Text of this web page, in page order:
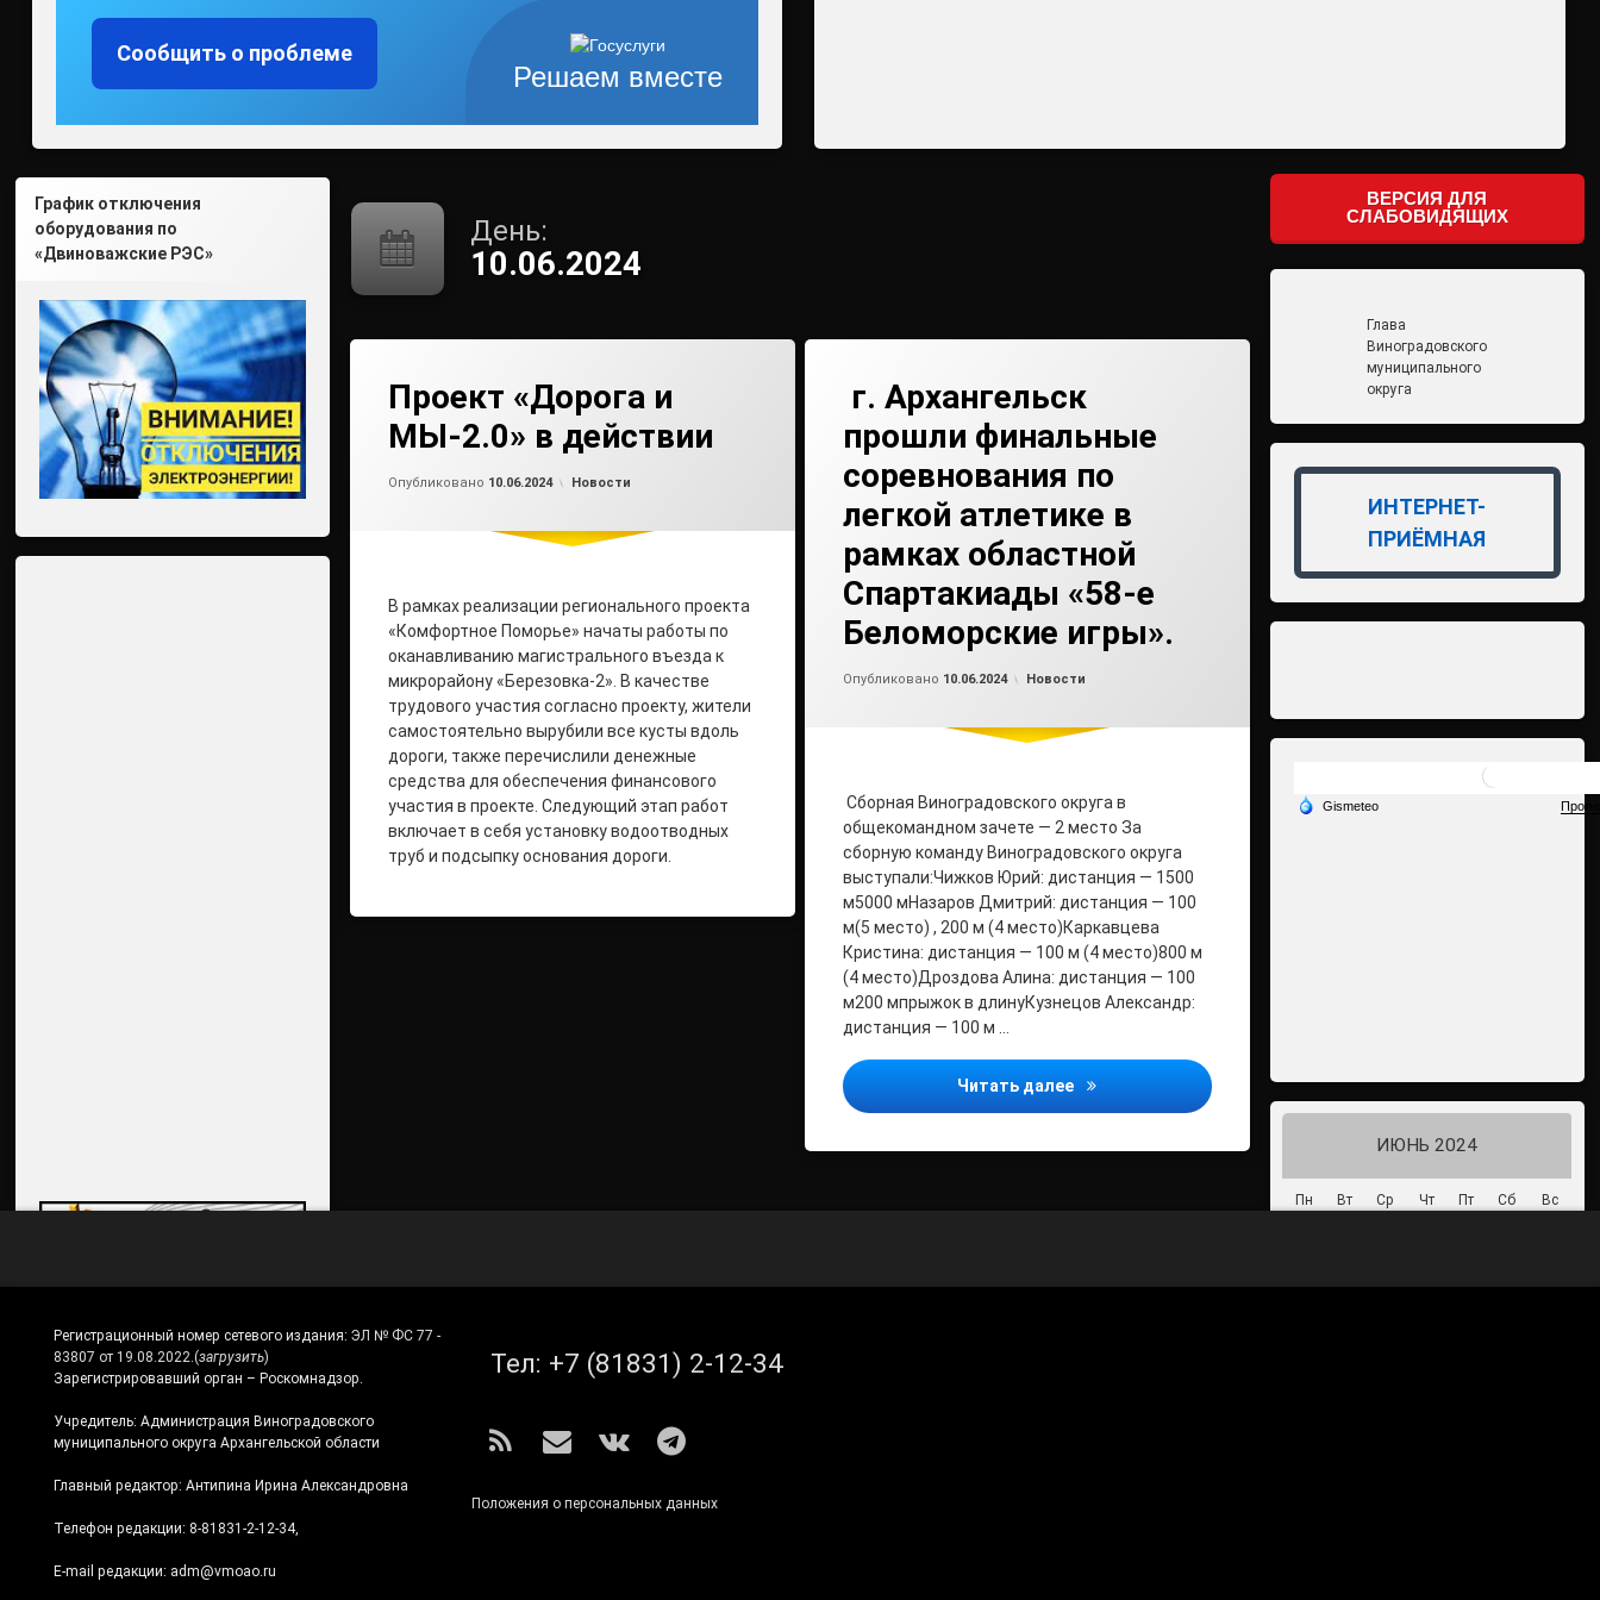
Решаем вместе
Сообщить о проблеме
День:
10.06.2024
Проект «Дорога и
МЫ-2.0» в действии
Опубликовано 10.06.2024 Рубрики:
Новости
В рамках реализации регионального проекта
«Комфортное Поморье» начаты работы по
оканавливанию магистрального въезда к
микрорайону «Березовка-2». В качестве
трудового участия согласно проекту, жители
самостоятельно вырубили все кусты вдоль
дороги, также перечислили денежные
средства для обеспечения финансового
участия в проекте. Следующий этап работ
включает в себя установку водоотводных
труб и подсыпку основания дороги.
г. Архангельск
прошли финальные
соревнования по
легкой атлетике в
рамках областной
Спартакиады «58-е
Беломорские игры».
Опубликовано 10.06.2024 Рубрики:
Новости
Сборная Виноградовского округа в
общекомандном зачете — 2 место За
сборную команду Виноградовского округа
выступали:Чижков Юрий: дистанция — 1500
м5000 мНазаров Дмитрий: дистанция — 100
м(5 место) , 200 м (4 место)Каркавцева
Кристина: дистанция — 100 м (4 место)800 м
(4 место)Дроздова Алина: дистанция — 100
м200 мпрыжок в длинуКузнецов Александр:
дистанция — 100 м …
Читать далее г. Архангельск прошли финальные соревнования по легкой
График отключения
оборудования по
«Двиноважские РЭС»
ВЕРСИЯ ДЛЯ
СЛАБОВИДЯЩИХ
Глава
Виноградовского
муниципального
округа
ИНТЕРНЕТ-
ПРИЁМНАЯ
ИЮНЬ 2024
Пн Вт Ср Чт Пт Сб Вс
Регистрационный номер сетевого издания: ЭЛ № ФС 77 -
83807 от 19.08.2022.(загрузить)
Зарегистрировавший орган – Роскомнадзор.
Учредитель: Администрация Виноградовского
муниципального округа Архангельской области
Главный редактор: Антипина Ирина Александровна
Телефон редакции: 8-81831-2-12-34,
E-mail редакции: adm@vmoao.ru
Тел: +7 (81831) 2-12-34
RSS E-mailВКонтакте
Telegram
Положения о персональных данных